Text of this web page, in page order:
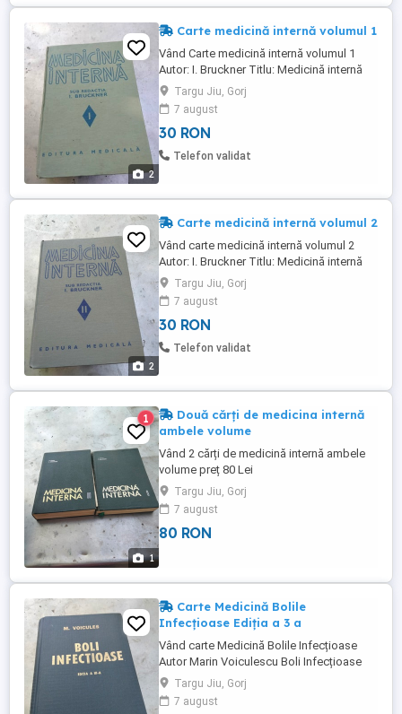
2
Carte medicină internă volumul 1
Vând Carte medicină internă volumul 1
Autor: I. Bruckner Titlu: Medicină internă
Editura: Medicală An apariție: 1979 Nr
pagini: 696; 704 Format: 17 x 24 cm
Coperti: cartonate Carte în limba: română
Stare: bună Preț 30 Ron Nu răspund în
afara aplicației Publi 24.ro Detalii aici pe
Targu Jiu, Gorj
7 august
30 RON
Telefon validat
2
Carte medicină internă volumul 2
Vând carte medicină internă volumul 2
Autor: I. Bruckner Titlu: Medicină internă
Editura: Medicală An apariție: 1979 Nr
pagini: 696; 704 Format: 17 x 24 cm
Coperti: cartonate Carte în limba: română
Stare: bună. Preț 30 Ron Trimit și prin
posta romana
Targu Jiu, Gorj
7 august
30 RON
Telefon validat
1
1
Două cărți de medicina internă
ambele volume
Vând 2 cărți de medicină internă ambele
volume preț 80 Lei
Targu Jiu, Gorj
7 august
80 RON
Carte Medicină Bolile
Infecțioase Ediția a 3 a
Vând carte Medicină Bolile Infecțioase
Autor Marin Voiculescu Boli Infecțioase
Ediția a 3 a =PRET 50 LEI. Toate paginile
sunt bune și întregi.
Targu Jiu, Gorj
7 august